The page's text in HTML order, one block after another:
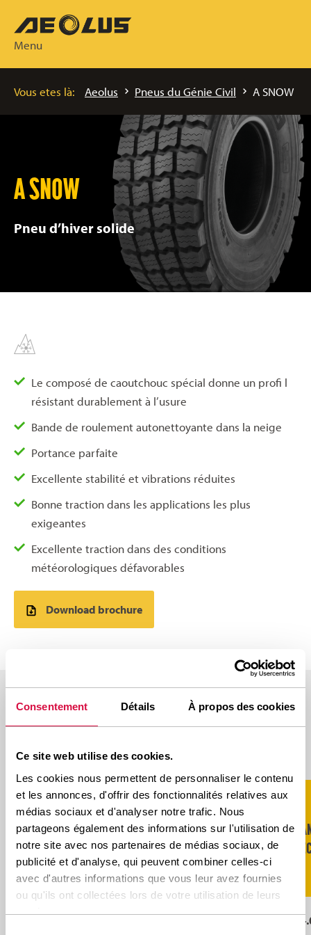
Consentement Détails À propos des cookies
Ce site web utilise des cookies.
Les cookies nous permettent de personnaliser le contenu
et les annonces, d'offrir des fonctionnalités relatives aux
médias sociaux et d'analyser notre trafic. Nous
partageons également des informations sur l'utilisation de
notre site avec nos partenaires de médias sociaux, de
publicité et d'analyse, qui peuvent combiner celles-ci
avec d'autres informations que vous leur avez fournies
ou qu'ils ont collectées lors de votre utilisation de leurs
services.
Menu
Vous etes là: Aeolus Pneus du Génie Civil A SNOW
A SNOW
Pneu d’hiver solide
Le composé de caoutchouc spécial donne un profi l
résistant durablement à l’usure
Bande de roulement autonettoyante dans la neige
Portance parfaite
Excellente stabilité et vibrations réduites
Bonne traction dans les applications les plus
exigeantes
Excellente traction dans des conditions
météorologiques défavorables
Download brochure
DISPONIBLE DANS CES TAILLES
Scroll naar rechts voor meer
DIMENSIONS TRA
NOMBRE
D’ÉTOILES
LI/SS